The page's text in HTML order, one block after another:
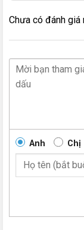
Chưa có đánh giá
Anh Chị